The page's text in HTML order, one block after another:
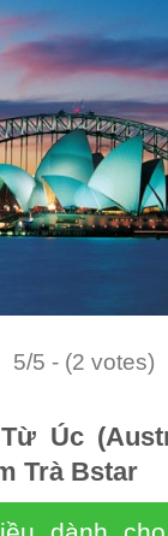
5/5 - (2 votes)
Úc
Trà Bstar